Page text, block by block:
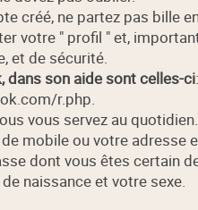
créé, ne partez pas bille
votre " profil " et,
et de sécurité.
dans son aide sont celles-ci:
r.php.
vous servez au quotidien.
mobile ou votre adresse
dont vous êtes certain
naissance et votre sexe.